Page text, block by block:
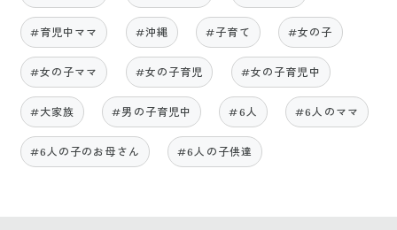
#育児中ママ #沖縄 #子育て #女の子
#女の子ママ #女の子育児 #女の子育児中
#大家族 #男の子育児中 #6人 #6人のママ
#6人の子のお母さん #6人の子供達